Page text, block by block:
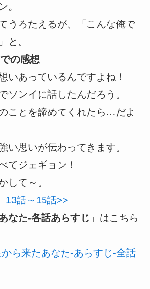
。
うろたえるが、「こんな俺で
と。
の感想
いあっているんですよね！
ソンイに話したんだろう。
ことを諦めてくれたら…だよ
い思いが伝わってきます。
てジェギョン！
して～。
13話～15話>>
なた-各話あらすじ 」はこちら
ら来たあなた-あらすじ-全話